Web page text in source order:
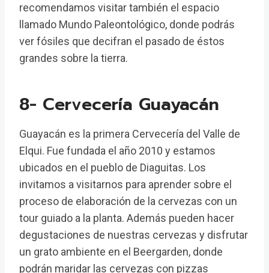
recomendamos visitar también el espacio
llamado Mundo Paleontológico, donde podrás
ver fósiles que decifran el pasado de éstos
grandes sobre la tierra.
8- Cervecería Guayacán
Guayacán es la primera Cervecería del Valle de
Elqui. Fue fundada el año 2010 y estamos
ubicados en el pueblo de Diaguitas. Los
invitamos a visitarnos para aprender sobre el
proceso de elaboración de la cervezas con un
tour guiado a la planta. Además pueden hacer
degustaciones de nuestras cervezas y disfrutar
un grato ambiente en el Beergarden, donde
podrán maridar las cervezas con pizzas